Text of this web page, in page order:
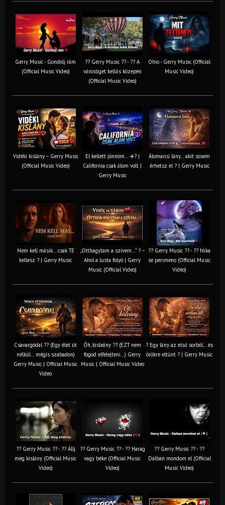
Gerry Music - Gondolj rám
(Official Music Video)
?? Gerry Music ?? - ?? A
városliget kellős közepén
(Official Music Video)
Ohio - Gerry Music (Official
Music Video)
Vidéki kislány – Gerry Music
(Official Music Video)
El kellett jönnöm… ✈️? |
California csak álom volt |
Gerry Music
Álomarcú lány… akit sosem
érhetsz el ? | Gerry Music
Nem kell másik… csak TE
kellesz ? | Gerry Music
„Otthagytam a szívem…” ? –
Ahol a lusta folyó | Gerry
Music (Official Video)
?? Gerry Music ?? - ?? Nika
se perimeno (Official Music
Video)
Csavargódal ?? (Egy élet út
nélkül… mégis szabadon)
Gerry Music | Official Music
Video
Óh, kisleány ?? (EZT nem
fogod elfelejteni…) Gerry
Music | Official Music Video
? Egy lány az első sorból… és
örökre eltűnt ? | Gerry Music
?? Gerry Music ?? - ?? Állj
meg kislány (Official Music
Video)
?? Gerry Music ?? - ?? Harag
vagy béke (Official Music
Video)
?? Gerry Music ?? - ??
Dalban mondom el (Official
Music Video)